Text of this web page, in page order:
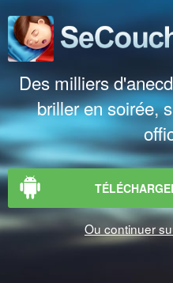
Des milliers
briller en soirée,
Ou continuer